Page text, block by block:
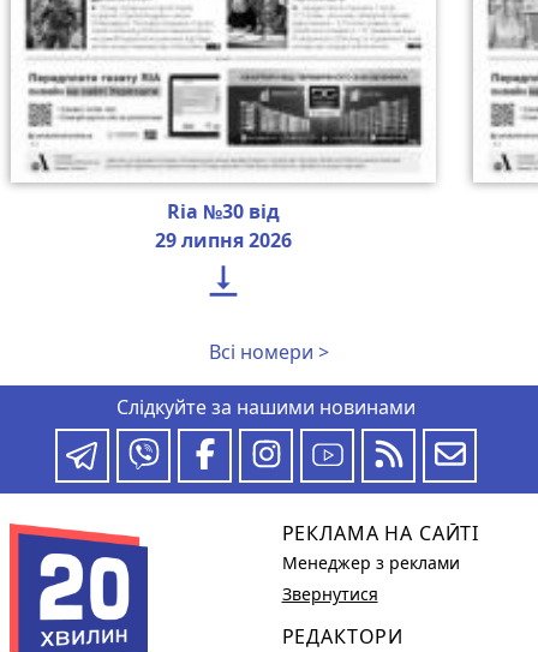
Ria №30 від
29 липня 2026

Всі номери >
Слідкуйте за нашими новинами
РЕКЛАМА НА САЙТІ
Менеджер з реклами
Звернутися
РЕДАКТОРИ